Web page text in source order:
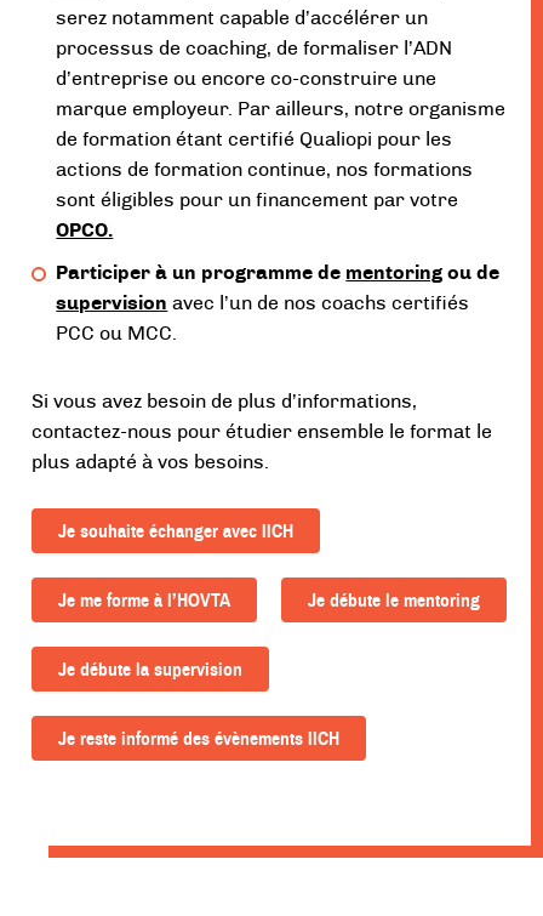
serez notamment capable d’accélérer un
processus de coaching, de formaliser l’ADN
d’entreprise ou encore co-construire une
marque employeur. Par ailleurs, notre organisme
de formation étant certifié Qualiopi pour les
actions de formation continue, nos formations
sont éligibles pour un financement par votre
OPCO.
Participer à un programme de mentoring ou de
supervision avec l’un de nos coachs certifiés
PCC ou MCC.
Si vous avez besoin de plus d’informations,
contactez-nous pour étudier ensemble le format le
plus adapté à vos besoins.
Je souhaite échanger avec IICH
Je me forme à l’HOVTA
Je débute le mentoring
Je débute la supervision
Je reste informé des évènements IICH